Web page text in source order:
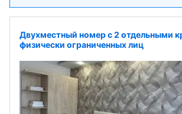
Двухместный номер с 2 отдельными
физически ограниченных лиц